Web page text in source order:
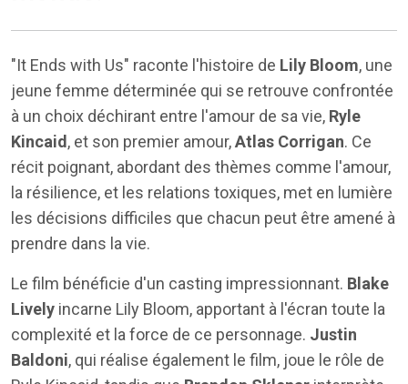
"It Ends with Us" raconte l'histoire de Lily Bloom, une
jeune femme déterminée qui se retrouve confrontée
à un choix déchirant entre l'amour de sa vie, Ryle
Kincaid, et son premier amour,Atlas Corrigan. Ce
récit poignant, abordant des thèmes comme l'amour,
la résilience, et les relations toxiques, met en lumière
les décisions difficiles que chacun peut être amené à
prendre dans la vie.
Le film bénéficie d'un casting impressionnant. Blake
Lively incarne Lily Bloom, apportant à l'écran toute la
complexité et la force de ce personnage. Justin
Baldoni, qui réalise également le film, joue le rôle de